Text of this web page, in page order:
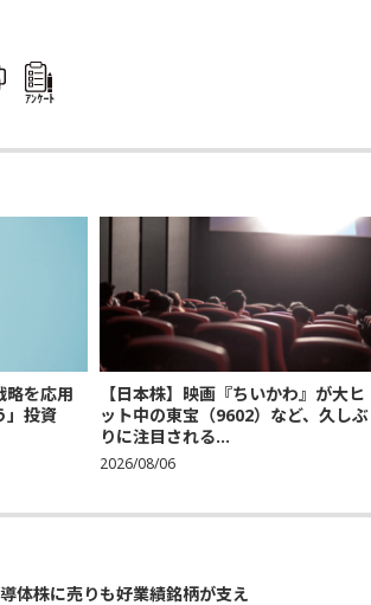
ｱﾝｹｰﾄ
略を応用
」投資
【日本株】映画『ちいかわ』が大ヒ
ット中の東宝（9602）など、久しぶ
りに注目される...
2026/08/06
体株に売りも好業績銘柄が支え